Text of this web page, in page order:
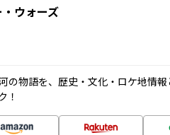
ウォーズ
の物語を、歴史・文化・ロケ地情
！